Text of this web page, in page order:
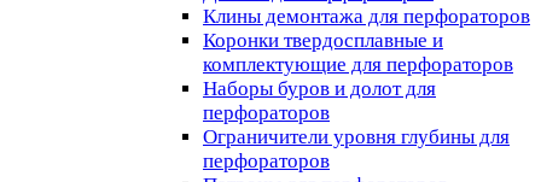
Клины демонтажа для перфораторов
Коронки твердосплавные и
комплектующие для перфораторов
Наборы буров и долот для
перфораторов
Ограничители уровня глубины для
перфораторов